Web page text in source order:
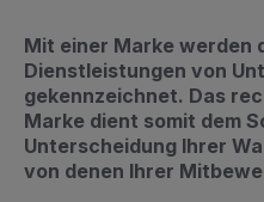
Mit einer Marke werden
Dienstleistungen von
gekennzeichnet. Das
Marke dient somit dem
Unterscheidung Ihrer
von denen Ihrer